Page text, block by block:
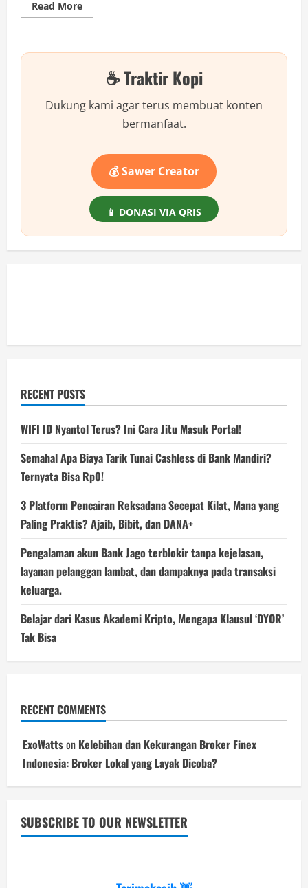
Read MoreRead
more
“Sekarat”?
Hapus
Ini
5
yang
Jarang
Orang
Tahu!
☕ Traktir Kopi
Dukung kami agar terus membuat konten
bermanfaat.
💰 Sawer Creator
📱 DONASI VIA QRIS
RECENT POSTS
WIFI ID Nyantol Terus? Ini Cara Jitu Masuk Portal!
Semahal Apa Biaya Tarik Tunai Cashless di Bank Mandiri?
Ternyata Bisa Rp0!
3 Platform Pencairan Reksadana Secepat Kilat, Mana yang
Paling Praktis? Ajaib, Bibit, dan DANA+
Pengalaman akun Bank Jago terblokir tanpa kejelasan,
layanan pelanggan lambat, dan dampaknya pada transaksi
keluarga.
Belajar dari Kasus Akademi Kripto, Mengapa Klausul ‘DYOR’
Tak Bisa
RECENT COMMENTS
ExoWattson Kelebihan dan Kekurangan Broker Finex
Indonesia: Broker Lokal yang Layak Dicoba?
SUBSCRIBE TO OUR NEWSLETTER